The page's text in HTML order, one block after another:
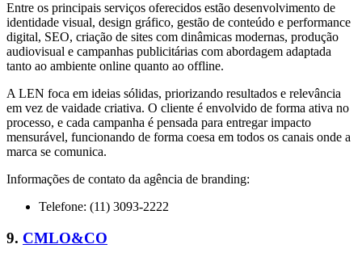
Entre os principais serviços oferecidos estão desenvolvimento de
identidade visual, design gráfico, gestão de conteúdo e performance
digital, SEO, criação de sites com dinâmicas modernas, produção
audiovisual e campanhas publicitárias com abordagem adaptada
tanto ao ambiente online quanto ao offline.
A LEN foca em ideias sólidas, priorizando resultados e relevância
em vez de vaidade criativa. O cliente é envolvido de forma ativa no
processo, e cada campanha é pensada para entregar impacto
mensurável, funcionando de forma coesa em todos os canais onde a
marca se comunica.
Informações de contato da agência de branding:
Telefone: (11) 3093-2222
9. CMLO&CO